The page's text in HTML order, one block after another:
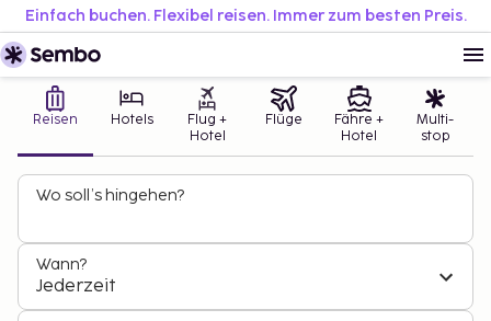
Einfach buchen. Flexibel reisen. Immer zum besten Preis.
Reisen Hotels
Flug +
Hotel
Flüge
Fähre +
Hotel
Multi-
stop
Wo soll’s hingehen?
Wann?
Jederzeit